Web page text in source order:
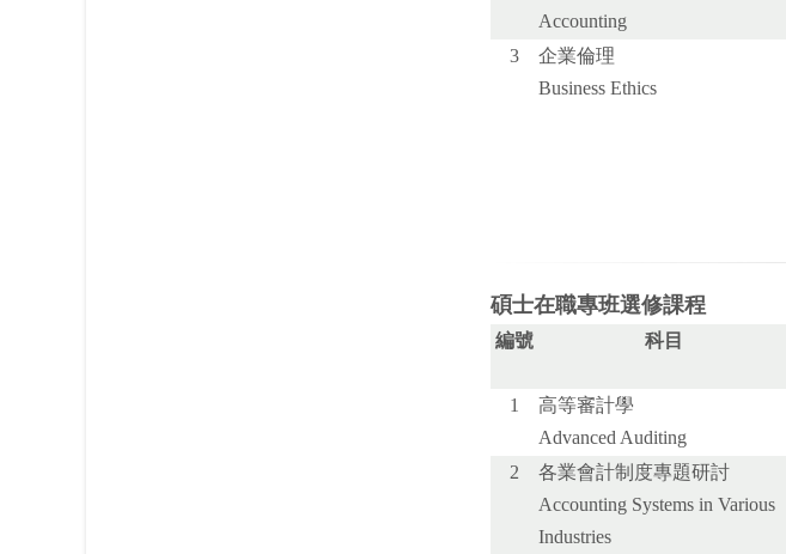
Accounting
3
企業倫理
Business Ethics
碩士在職專班選修課程
編號 科目
1
高等審計學
Advanced Auditing
2
各業會計制度專題研討
Accounting Systems in Various
Industries